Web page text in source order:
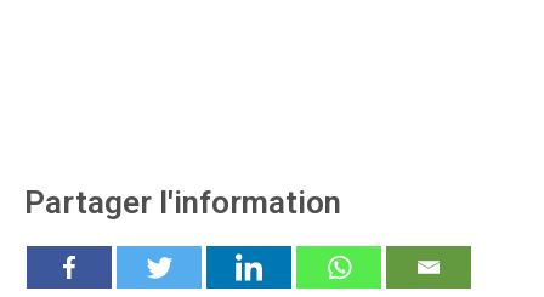
Partager l'information